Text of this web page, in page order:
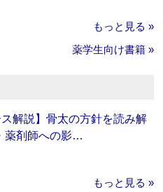
もっと見る »
薬学生向け書籍 »
解説】骨太の方針を読み解
薬剤師への影…
もっと見る »